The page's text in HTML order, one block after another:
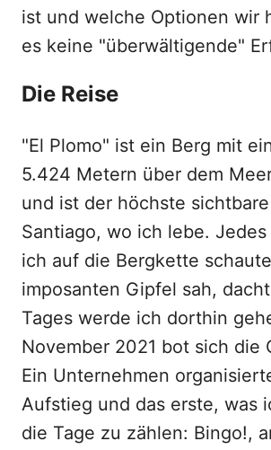
ist und welche Optionen wir
es keine "überwältigende"
Die Reise
"El Plomo" ist ein Berg mit
5.424 Metern über dem
und ist der höchste
Santiago, wo ich lebe.
ich auf die Bergkette
imposanten Gipfel sah,
Tages werde ich dorthin
November 2021 bot sich die
Ein Unternehmen
Aufstieg und das erste, was
die Tage zu zählen: Bingo!,